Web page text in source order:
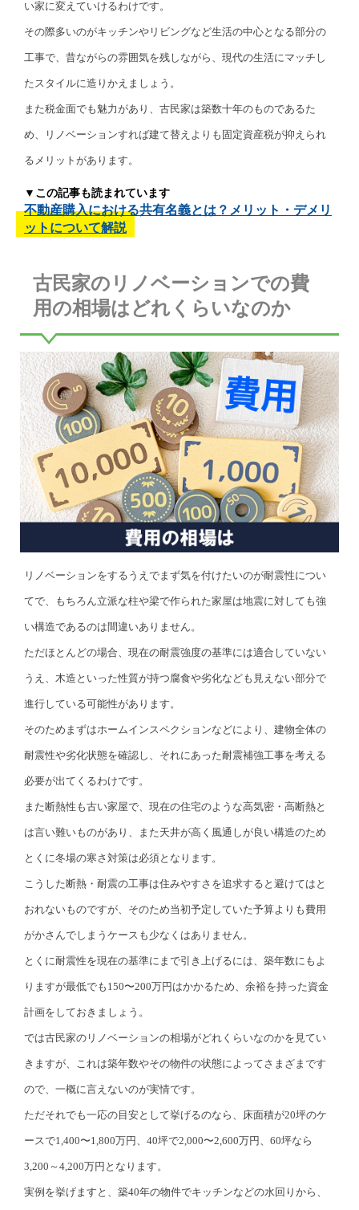
い家に変えていけるわけです。
その際多いのがキッチンやリビングなど生活の中心となる部分の
工事で、昔ながらの雰囲気を残しながら、現代の生活にマッチし
たスタイルに造りかえましょう。
また税金面でも魅力があり、古民家は築数十年のものであるた
め、リノベーションすれば建て替えよりも固定資産税が抑えられ
るメリットがあります。
▼この記事も読まれています
不動産購入における共有名義とは？メリット・デメリ
ットについて解説
古民家のリノベーションでの費
用の相場はどれくらいなのか
リノベーションをするうえでまず気を付けたいのが耐震性につい
てで、もちろん立派な柱や梁で作られた家屋は地震に対しても強
い構造であるのは間違いありません。
ただほとんどの場合、現在の耐震強度の基準には適合していない
うえ、木造といった性質が持つ腐食や劣化なども見えない部分で
進行している可能性があります。
そのためまずはホームインスペクションなどにより、建物全体の
耐震性や劣化状態を確認し、それにあった耐震補強工事を考える
必要が出てくるわけです。
また断熱性も古い家屋で、現在の住宅のような高気密・高断熱と
は言い難いものがあり、また天井が高く風通しが良い構造のため
とくに冬場の寒さ対策は必須となります。
こうした断熱・耐震の工事は住みやすさを追求すると避けてはと
おれないものですが、そのため当初予定していた予算よりも費用
がかさんでしまうケースも少なくはありません。
とくに耐震性を現在の基準にまで引き上げるには、築年数にもよ
りますが最低でも150〜200万円はかかるため、余裕を持った資金
計画をしておきましょう。
では古民家のリノベーションの相場がどれくらいなのかを見てい
きますが、これは築年数やその物件の状態によってさまざまです
ので、一概に言えないのが実情です。
ただそれでも一応の目安として挙げるのなら、床面積が20坪のケ
ースで1,400〜1,800万円、40坪で2,000〜2,600万円、60坪なら
3,200～4,200万円となります。
実例を挙げますと、築40年の物件でキッチンなどの水回りから、